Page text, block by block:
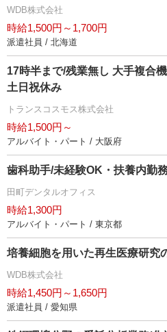
WDB株式会社
時給1,500円～1,700円
派遣社員 / 北海道
17時半まで/残業無し 大手複合
土日祝休み
トランスコスモス株式会社
時給1,500円～
アルバイト・パート / 大阪府
歯科助手/未経験OK・扶養内勤
田町デンタルオフィス
時給1,300円
アルバイト・パート / 東京都
培養細胞を用いた再生医療研究
WDB株式会社
時給1,450円～1,650円
派遣社員 / 愛知県